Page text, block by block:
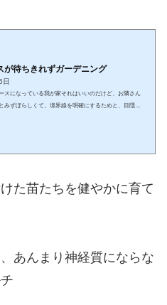
が待ちきれずガーデニング
日
スになっている我が家それはいいのだけど、お隣さん
みずぼらしくて。境界線を明確にするためと、目隠し
身にとってはこの数日が本当に長くて、フェンスの設
た苗たちを健やかに育て
あんまり神経質にならな